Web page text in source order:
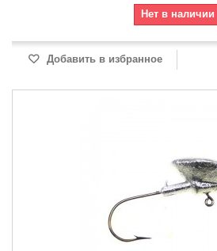
Нет в наличии
Добавить в избранное